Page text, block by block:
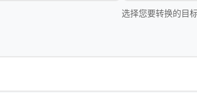
选择您要转换的目